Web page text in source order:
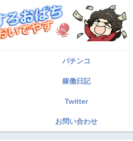
パチンコ
稼働日記
Twitter
お問い合わせ